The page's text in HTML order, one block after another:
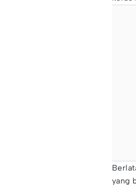
yang